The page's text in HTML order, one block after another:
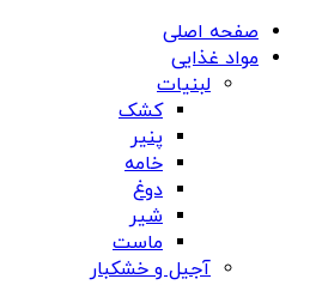
صفحه اصلی
مواد غذایی
لبنیات
کشک
پنیر
خامه
دوغ
شیر
ماست
آجیل و خشکبار